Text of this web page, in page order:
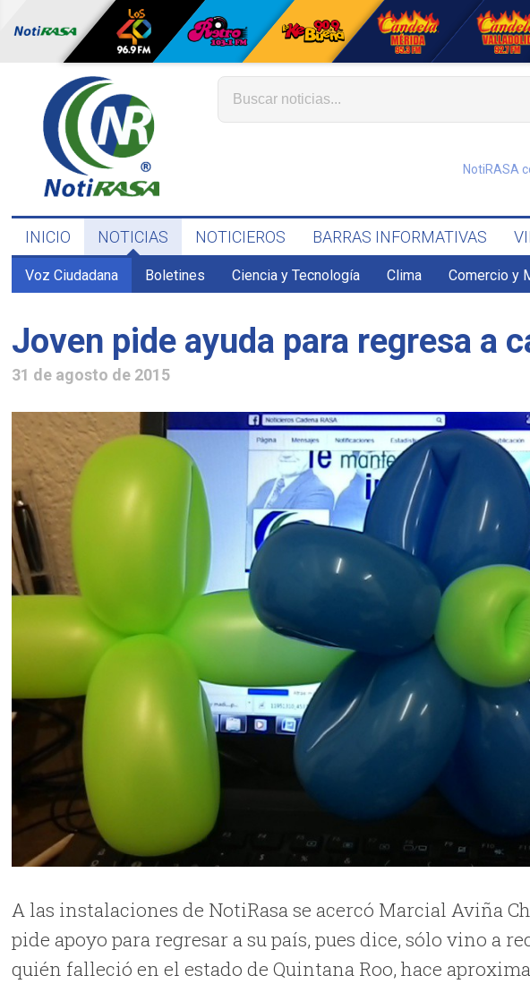
NotiRASA
INICIO NOTICIAS NOTICIEROS BARRAS INFORMATIVAS
Voz Ciudadana Boletines Ciencia y Tecnología Clima Comercio y
Joven pide ayuda para regresa a
31 de agosto de 2015
A las instalaciones de NotiRasa se acercó Marcial Aviña
pide apoyo para regresar a su país, pues dice, sólo vino a
quién falleció en el estado de Quintana Roo, hace